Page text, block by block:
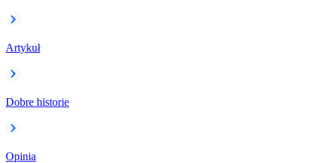
Artykuł
Dobre historie
Opinia